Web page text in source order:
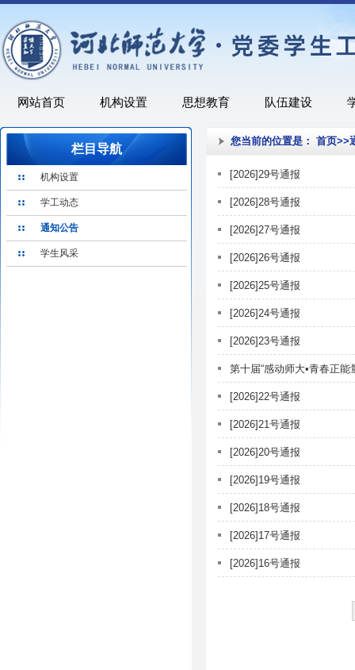
网站首页 机构设置 思想教育 队伍建设
栏目导航
机构设置
学工动态
通知公告
学生风采
您当前的位置是： 首页>>
[2026]29号通报
[2026]28号通报
[2026]27号通报
[2026]26号通报
[2026]25号通报
[2026]24号通报
[2026]23号通报
第十届“感动师大•青春正
[2026]22号通报
[2026]21号通报
[2026]20号通报
[2026]19号通报
[2026]18号通报
[2026]17号通报
[2026]16号通报